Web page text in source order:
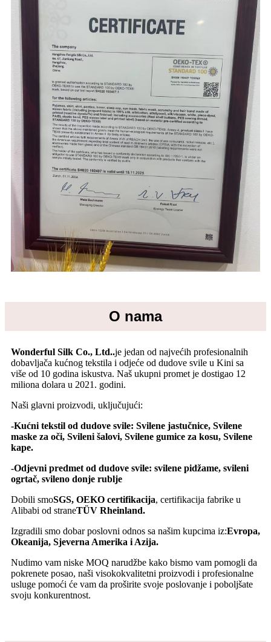
O nama
Wonderful Silk Co., Ltd..je jedan od najvećih profesionalnih
dobavljača kućnog tekstila i odjeće od dudove svile u Kini sa
više od 10 godina iskustva. Naš ukupni promet je dostigao 12
miliona dolara u 2021. godini.
Naši glavni proizvodi, uključujući:
-Kućni tekstil od dudove svile: Svilene jastučnice, Svilene
maske za oči, Svileni šalovi, Svilene gumice za kosu, Svilene
kape.
-Odjevni predmet od dudove svile: svilene pidžame, svileni
ogrtač, svileno donje rublje
Dobili smoSGS, OEKO certifikacija, certifikacija fabrike u
Alibabi od straneTÜV Rheinland.
Izgradili smo dobar poslovni odnos sa našim kupcima iz:Evropa,
Okeanija, Sjeverna Amerika i Azija.
Nudimo vam niske MOQ narudžbe kako bismo vam pomogli da
pokrenete posao, naši visokokvalitetni proizvodi i profesionalne
usluge pomoći će vam da proširite svoje poslovanje i poboljšate
svoju konkurentnost.